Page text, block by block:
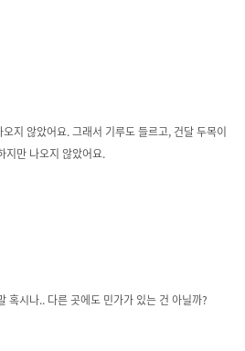
지 않았어요. 그래서 기루도 들르고, 건달 두목이
지만 나오지 않았어요.
혹시나.. 다른 곳에도 민가가 있는 건 아닐까?